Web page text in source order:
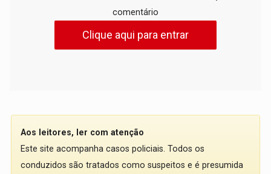
comentário
Clique aqui para entrar
Aos leitores, ler com atenção
Este site acompanha casos policiais. Todos os
conduzidos são tratados como suspeitos e é presumida